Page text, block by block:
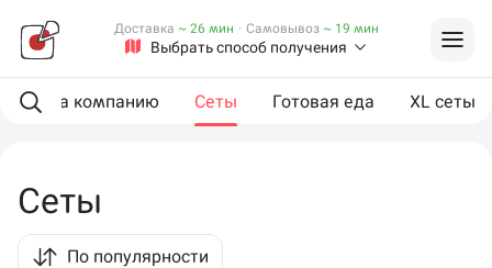
Выбрать способ получения
Доставка ~ 26 мин · Самовывоз ~ 19 мин
На компанию Сеты Готовая еда XL сеты
Сеты
По популярности